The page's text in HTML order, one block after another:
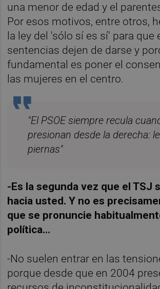
una menor de edad y el
Por esos motivos, entre otros,
la ley del 'sólo sí es sí' para que
sentencias dejen de darse y
fundamental es poner el
las mujeres en el centro.
"El PSOE siempre recula
presionan desde la derecha:
piernas"
-Es la segunda vez que el TSJ
hacia usted. Y no es
que se pronuncie
política…
-No suelen entrar en las
porque desde que en 2004